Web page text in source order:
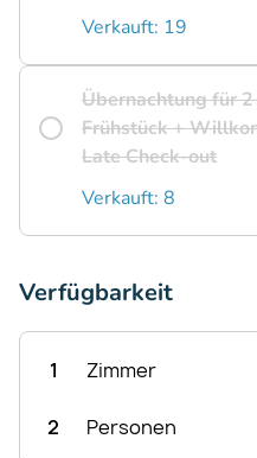
Verkauft: 19
Übernachtung für
Frühstück +
Late Check-out
Verkauft: 8
Verfügbarkeit
1 Zimmer
2 Personen